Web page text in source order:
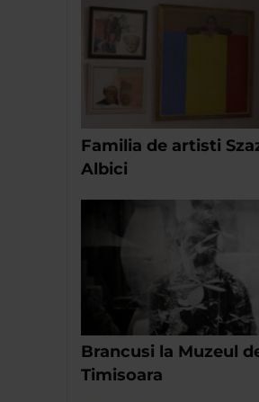
Familia de artisti
Albici
Brancusi la Muzeul
Timisoara